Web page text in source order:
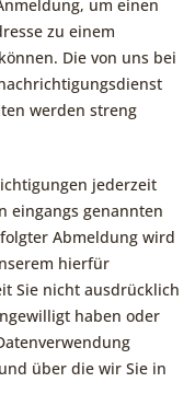
um einen
zu einem
Die von uns bei
werden streng
jederzeit
eingangs genannten
Abmeldung wird
hierfür
Sie nicht ausdrücklich
haben oder
über die wir Sie in